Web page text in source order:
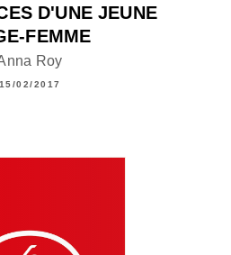
D'UNE JEUNE
FEMME
Roy
15/02/2017